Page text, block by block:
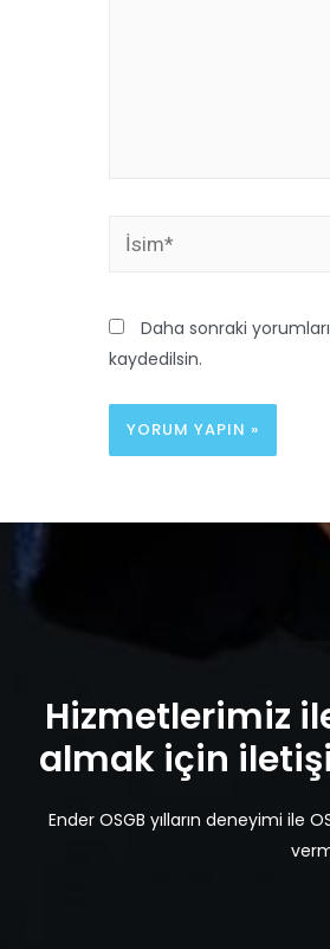
Daha sonraki
kaydedilsin.
Hizmetlerimiz
almak için
Ender OSGB yılların deneyimi ile